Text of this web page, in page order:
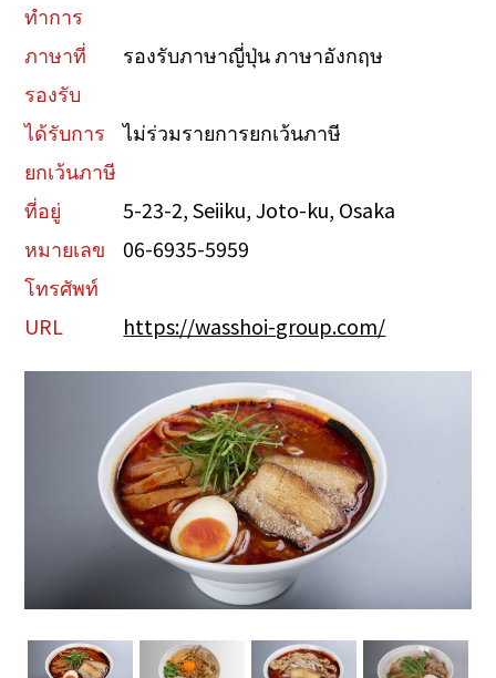
ทำการ
ภาษาที่
รองรับ
รองรับภาษาญี่ปุ่น ภาษาอังกฤษ
ได้รับการ
ยกเว้นภาษี
ไม่ร่วมรายการยกเว้นภาษี
ที่อยู่
5-23-2, Seiiku, Joto-ku, Osaka
หมายเลข
โทรศัพท์
06-6935-5959
URL https://wasshoi-group.com/